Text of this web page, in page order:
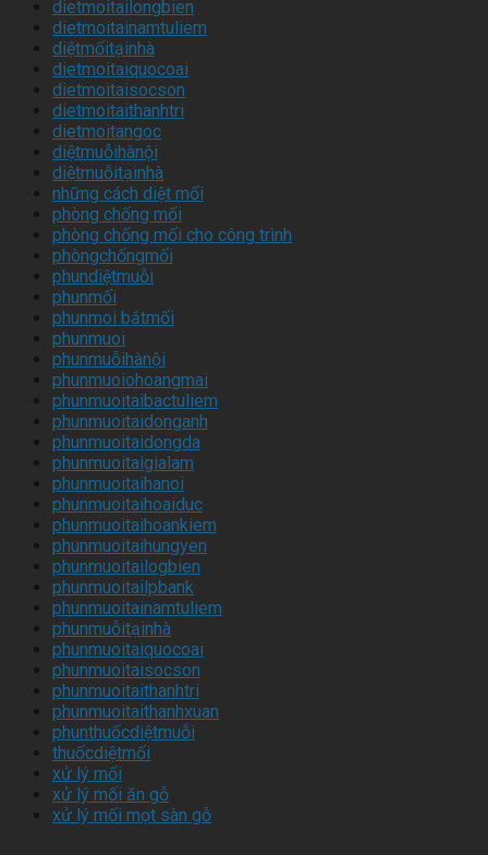
dietmoitailongbien
dietmoitainamtuliem
diệtmốitạinhà
dietmoitaiquocoai
dietmoitaisocson
dietmoitaithanhtri
dietmoitangoc
diệtmuỗihànội
diệtmuỗitạinhà
những cách diệt mối
phòng chống mối
phòng chống mối cho công trình
phòngchốngmối
phundiệtmuỗi
phunmối
phunmoi bắtmối
phunmuoi
phunmuỗihànội
phunmuoiohoangmai
phunmuoitaibactuliem
phunmuoitaidonganh
phunmuoitaidongda
phunmuoitaigialam
phunmuoitaihanoi
phunmuoitaihoaiduc
phunmuoitaihoankiem
phunmuoitaihungyen
phunmuoitailogbien
phunmuoitailpbank
phunmuoitainamtuliem
phunmuỗitạinhà
phunmuoitaiquocoai
phunmuoitaisocson
phunmuoitaithanhtri
phunmuoitaithanhxuan
phunthuốcdiệtmuỗi
thuốcdiệtmối
xử lý mối
xử lý mối ăn gỗ
xử lý mối mọt sàn gỗ